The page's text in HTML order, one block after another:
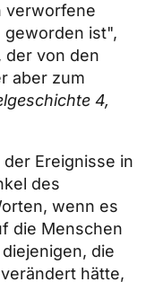
verworfene
geworden ist",
der von den
aber zum
4,
Ereignisse in
des
wenn es
die Menschen
die
hätte,